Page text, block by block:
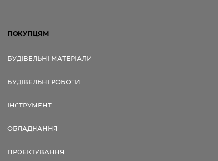
ПОКУПЦЯМ
БУДІВЕЛЬНІ МАТЕРІАЛИ
БУДІВЕЛЬНІ РОБОТИ
ІНСТРУМЕНТ
ОБЛАДНАННЯ
ПРОЕКТУВАННЯ